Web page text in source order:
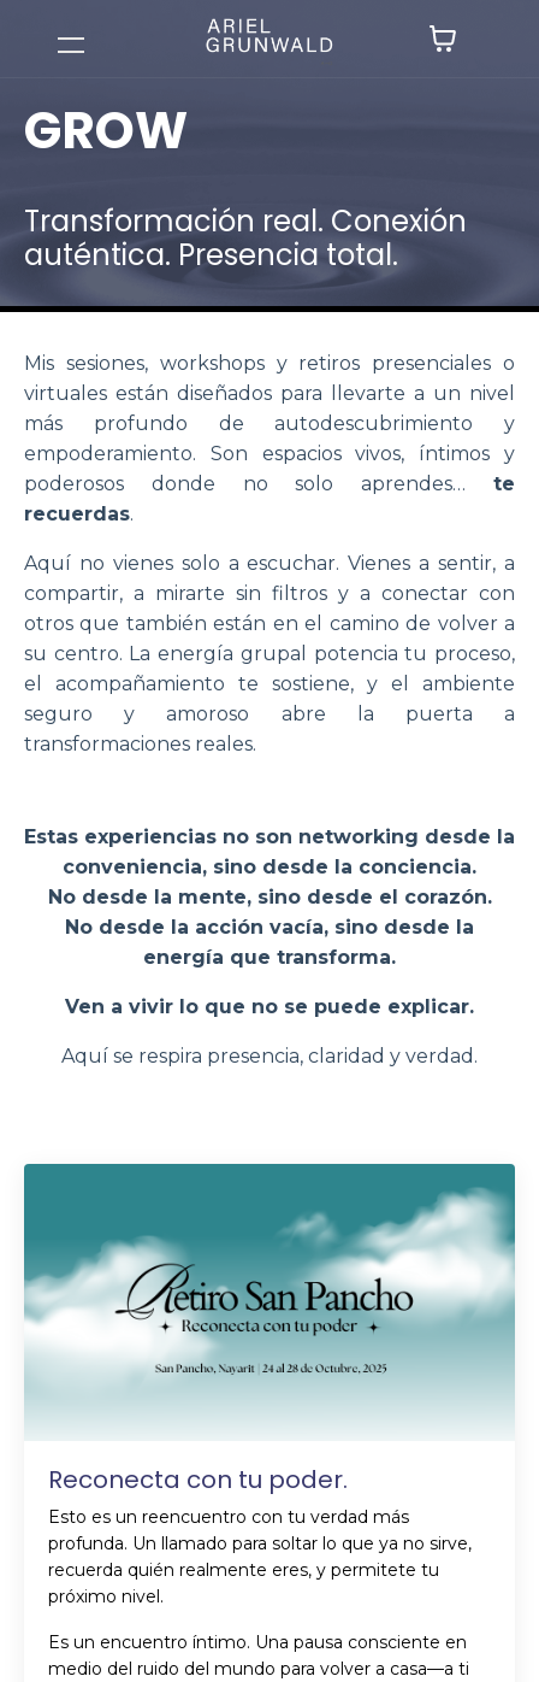
GROW
Transformación real. Conexión
auténtica. Presencia total.
Mis sesiones, workshops y retiros presenciales o
virtuales están diseñados para llevarte a un nivel
más profundo de autodescubrimiento y
empoderamiento. Son espacios vivos, íntimos y
poderosos donde no solo aprendes… te
recuerdas.
Aquí no vienes solo a escuchar. Vienes a sentir, a
compartir, a mirarte sin filtros y a conectar con
otros que también están en el camino de volver a
su centro. La energía grupal potencia tu proceso,
el acompañamiento te sostiene, y el ambiente
seguro y amoroso abre la puerta a
transformaciones reales.
Estas experiencias no son networking desde la
conveniencia, sino desde la conciencia.
No desde la mente, sino desde el corazón.
No desde la acción vacía, sino desde la
energía que transforma.
Ven a vivir lo que no se puede explicar.
Aquí se respira presencia, claridad y verdad.
Reconecta con tu poder.
Esto es un reencuentro con tu verdad más
profunda. Un llamado para soltar lo que ya no sirve,
recuerda quién realmente eres, y permitete tu
próximo nivel.
Es un encuentro íntimo. Una pausa consciente en
medio del ruido del mundo para volver a casa—a ti